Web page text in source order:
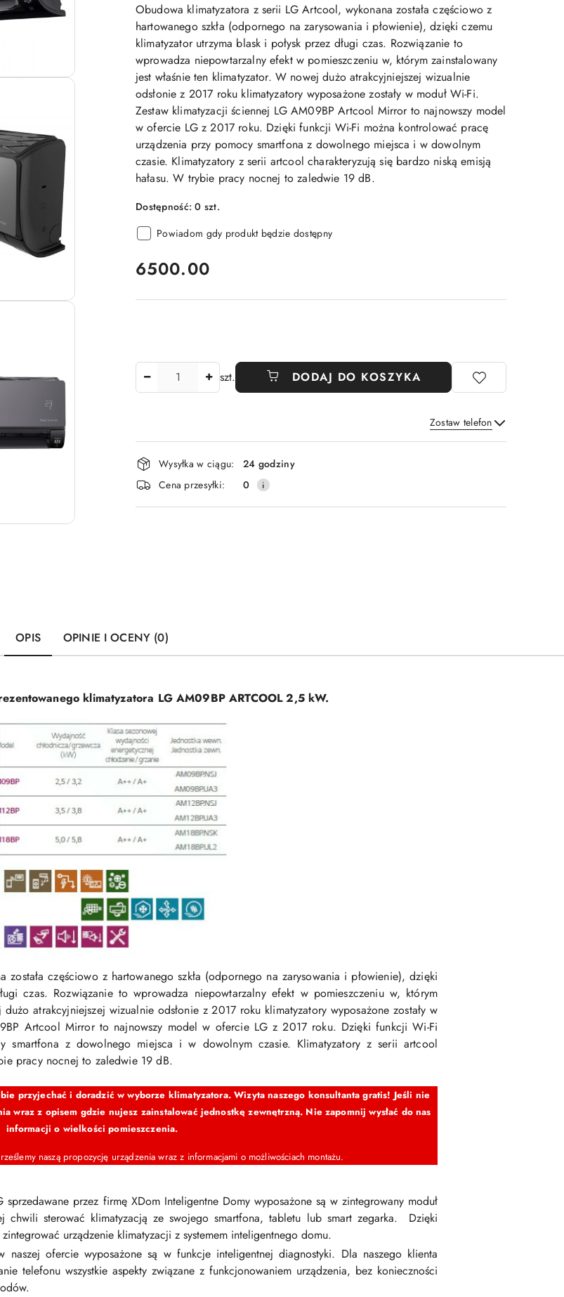
Obudowa klimatyzatora z serii LG Artcool, wykonana została częściowo z
hartowanego szkła (odpornego na zarysowania i płowienie), dzięki czemu
klimatyzator utrzyma blask i połysk przez długi czas. Rozwiązanie to
wprowadza niepowtarzalny efekt w pomieszczeniu w, którym zainstalowany
jest właśnie ten klimatyzator. W nowej dużo atrakcyjniejszej wizualnie
odsłonie z 2017 roku klimatyzatory wyposażone zostały w moduł Wi-Fi.
Zestaw klimatyzacji ściennej LG AM09BP Artcool Mirror to najnowszy model
w ofercie LG z 2017 roku. Dzięki funkcji Wi-Fi można kontrolować pracę
urządzenia przy pomocy smartfona z dowolnego miejsca i w dowolnym
czasie. Klimatyzatory z serii artcool charakteryzują się bardzo niską emisją
hałasu. W trybie pracy nocnej to zaledwie 19 dB.
Dostępność:0 szt.
Powiadom gdy produkt będzie dostępny
cena:
6500.00
szt. DODAJ DO KOSZYKA
Zostaw telefon
Wyślij
Dostępność
i
dostawa
Wysyłka w ciągu:
24 godziny
Cena przesyłki:
0
OPIS OPINIE I OCENY (0)
klimatyzatora LG AM09BP ARTCOOL 2,5 kW.
częściowo z hartowanego szkła (odpornego na zarysowania i płowienie), dzięki
czas. Rozwiązanie to wprowadza niepowtarzalny efekt w pomieszczeniu w, którym
atrakcyjniejszej wizualnie odsłonie z 2017 roku klimatyzatory wyposażone zostały w
Artcool Mirror to najnowszy model w ofercie LG z 2017 roku. Dzięki funkcji Wi-Fi
smartfona z dowolnego miejsca i w dowolnym czasie. Klimatyzatory z serii artcool
pracy nocnej to zaledwie 19 dB.
przyjechać i doradzić w wyborze klimatyzatora. Wizyta naszego konsultanta gratis! Jeśli nie
wraz z opisem gdzie nujesz zainstalować jednostkę zewnętrzną. Nie zapomnij wysłać do nas
informacji o wielkości pomieszczenia.
naszą propozycję urządzenia wraz z informacjami o możliwościach montażu.
sprzedawane przez firmę XDom Inteligentne Domy wyposażone są w zintegrowany moduł
sterować klimatyzacją ze swojego smartfona, tabletu lub smart zegarka. Dzięki
urządzenie klimatyzacji z systemem inteligentnego domu.
naszej ofercie wyposażone są w funkcje inteligentnej diagnostyki. Dla naszego klienta
telefonu wszystkie aspekty związane z funkcjonowaniem urządzenia, bez konieczności